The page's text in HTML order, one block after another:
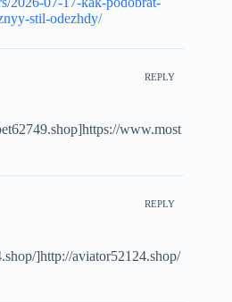
stil-odezhdy/
REPLY
www.most
REPLY
]http://aviator52124.shop/